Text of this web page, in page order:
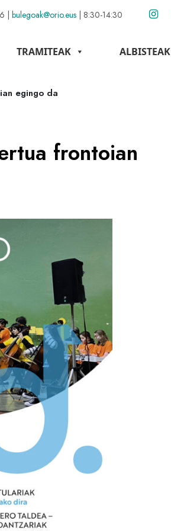
| bulegoak@orio.eus | 8:30-14:30
TRAMITEAK ALBISTEAK
egingo da
frontoian